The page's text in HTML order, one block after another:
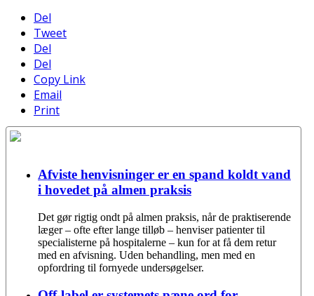
Del
Tweet
Del
Del
Copy Link
Email
Print
Afviste henvisninger er en spand koldt vand
i hovedet på almen praksis
Det gør rigtig ondt på almen praksis, når de praktiserende
læger – ofte efter lange tilløb – henviser patienter til
specialisterne på hospitalerne – kun for at få dem retur
med en afvisning. Uden behandling, men med en
opfordring til fornyede undersøgelser.